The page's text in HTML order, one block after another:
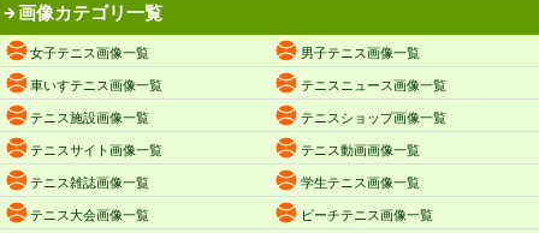
画像カテゴリ一覧
女子テニス画像一覧 男子テニス画像一覧
車いすテニス画像一覧 テニスニュース画像一覧
テニス施設画像一覧 テニスショップ画像一覧
テニスサイト画像一覧 テニス動画画像一覧
テニス雑誌画像一覧 学生テニス画像一覧
テニス大会画像一覧 ビーチテニス画像一覧